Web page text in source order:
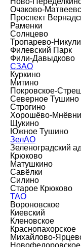
Очаково-
Проспект
Раменки
Солнцево
Тропарево-
Филевский Парк
Фили-Давыдково
СЗАО
Куркино
Митино
Покровское-
Северное Тушино
Строгино
Хорошёво-
Щукино
Южное Тушино
ЗелАО
Зеленоградский
Крюково
Матушкино
Савёлки
Силино
Старое Крюково
ТАО
Вороновское
Киевский
Кленовское
Краснопахорское
Михайлово-
Новофедоровское